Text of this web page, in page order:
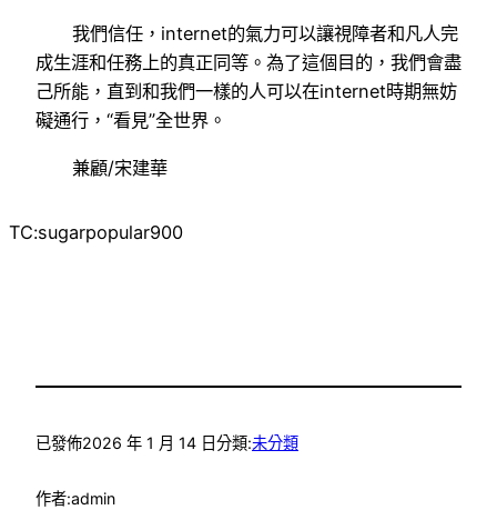
我們信任，internet的氣力可以讓視障者和凡人完
成生涯和任務上的真正同等。為了這個目的，我們會盡
己所能，直到和我們一樣的人可以在internet時期無妨
礙通行，“看見”全世界。
兼顧/宋建華
TC:sugarpopular900
已發佈2026 年 1 月 14 日分類:未分類
作者:admin